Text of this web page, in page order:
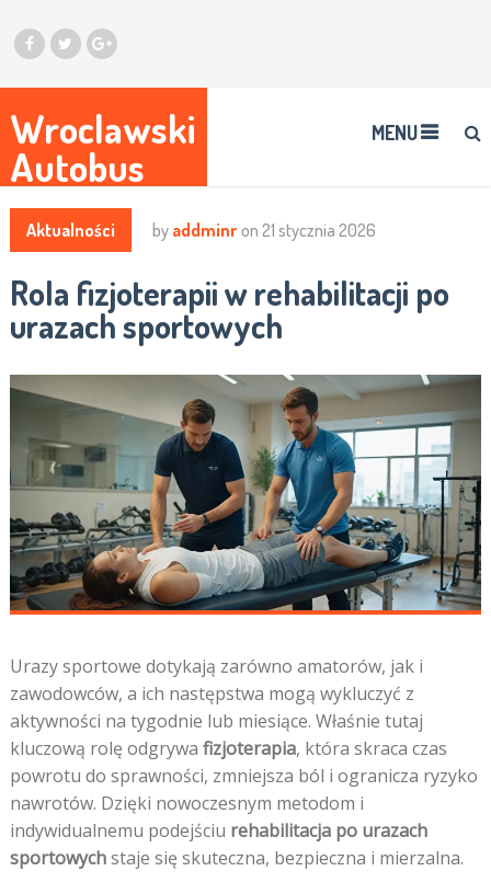
Wroclawski
Autobus
MENU
Aktualności by addminr on 21 stycznia 2026
Rola fizjoterapii w rehabilitacji po
urazach sportowych
Urazy sportowe dotykają zarówno amatorów, jak i
zawodowców, a ich następstwa mogą wykluczyć z
aktywności na tygodnie lub miesiące. Właśnie tutaj
kluczową rolę odgrywa fizjoterapia, która skraca czas
powrotu do sprawności, zmniejsza ból i ogranicza ryzyko
nawrotów. Dzięki nowoczesnym metodom i
indywidualnemu podejściu rehabilitacja po urazach
sportowychstaje się skuteczna, bezpieczna i mierzalna.